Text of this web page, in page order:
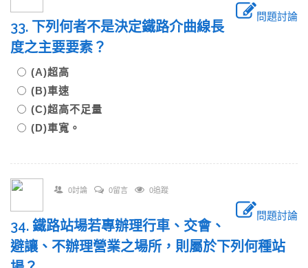
問題討論
33. 下列何者不是決定鐵路介曲線長
度之主要要素？
(A)超高
(B)車速
(C)超高不足量
(D)車寬。
0討論 0留言 0追蹤
問題討論
34. 鐵路站場若專辦理行車、交會、
避讓、不辦理營業之場所，則屬於下列何種站